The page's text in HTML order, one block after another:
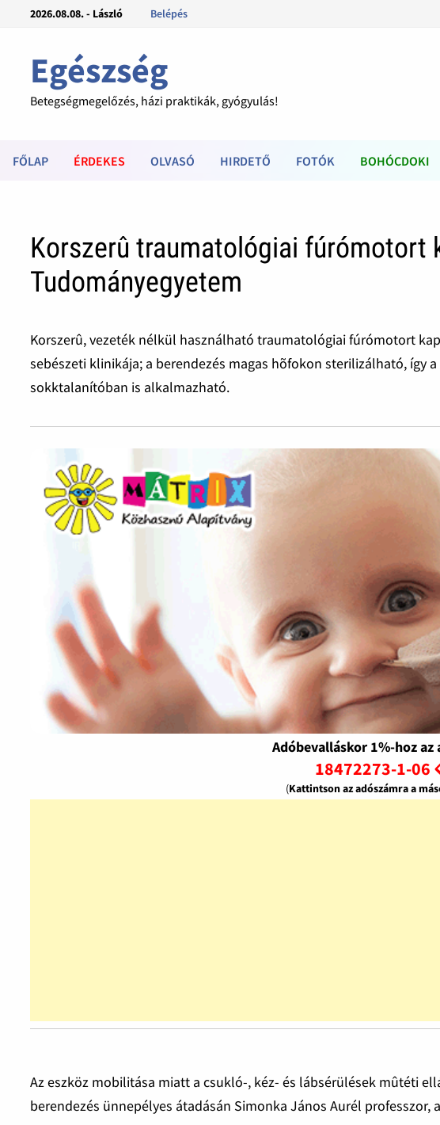
2026.08.08. - László Belépés
Egészség
Betegségmegelőzés, házi praktikák, gyógyulás!
FŐLAP ÉRDEKES OLVASÓ HIRDETŐ FOTÓK BOHÓCDOKI
Korszerû traumatológiai fúrómotort
Tudományegyetem
Korszerû, vezeték nélkül használható traumatológiai fúrómotort
sebészeti klinikája; a berendezés magas hõfokon sterilizálható, így
sokktalanítóban is alkalmazható.
Adóbevalláskor 1%-hoz az
18472273-1-06
(Kattintson az adószámra a
Az eszköz mobilitása miatt a csukló-, kéz- és lábsérülések mûtéti
berendezés ünnepélyes átadásán Simonka János Aurél